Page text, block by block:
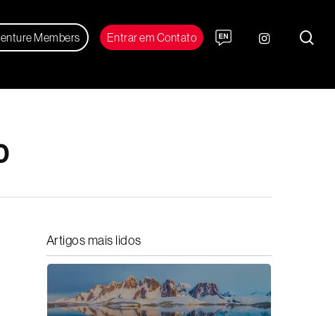
Members Entrar em Contato instagram
Artigos mais lidos